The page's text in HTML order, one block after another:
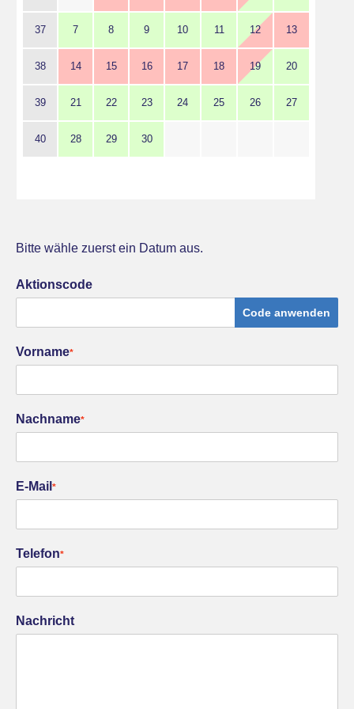
37 7 8 9 10 11 12 13
38 14 15 16 17 18 19 20
39 21 22 23 24 25 26 27
40 28 29 30
Bitte wähle zuerst ein Datum aus.
Aktionscode
Code anwenden
Vorname*
Nachname*
E-Mail *
Telefon*
Nachricht